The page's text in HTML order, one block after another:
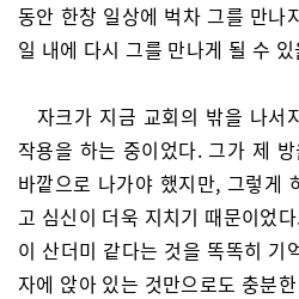
동안 한창 일상에 벅차 그를 만나
일 내에 다시 그를 만나게 될 수
자크가 지금 교회의 밖을 나서
작용을 하는 중이었다. 그가 제
바깥으로 나가야 했지만, 그렇게
고 심신이 더욱 지치기 때문이었
이 산더미 같다는 것을 똑똑히 기
자에 앉아 있는 것만으로도 충분